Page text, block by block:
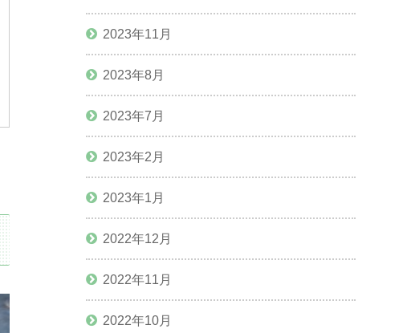
2023年11月
2023年8月
2023年7月
2023年2月
2023年1月
2022年12月
2022年11月
2022年10月